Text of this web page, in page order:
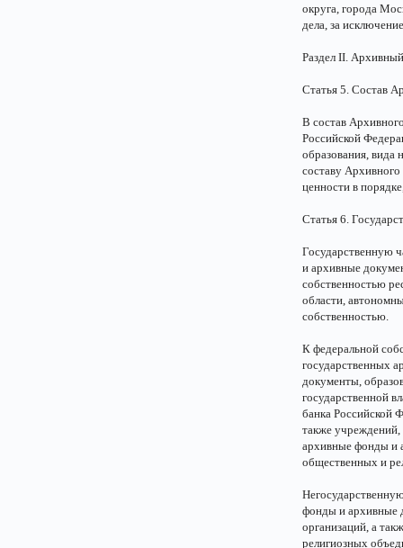
округа, города
дела, за
Раздел II.
Статья 5. Состав
В состав
Российской
образования, вида
составу
ценности в
Статья 6.
Государственную
и архивные
собственностью
области,
собственностью.
К федеральной
государственных
документы,
государственной
банка Российской
также учреждений,
архивные фонды и
общественных и
фонды и архивные
организаций, а
религиозных